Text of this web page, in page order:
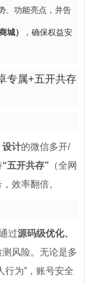
、功能亮点，并告
城） ，确保权益安
专属+五开共存
设计的微信多开/
“五开共存” （全网
效率翻倍。
过源码级优化、
风险。无论是多
行为”，账号安全